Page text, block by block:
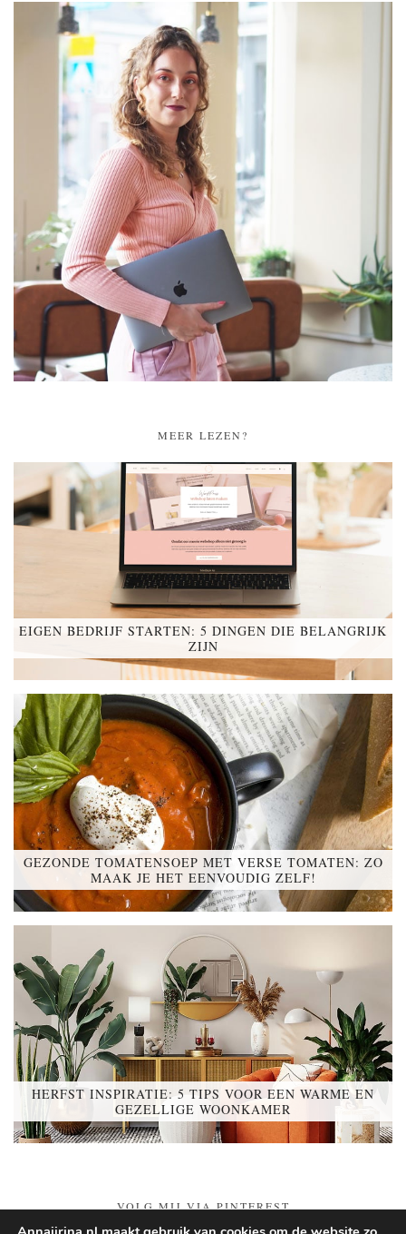
MEER LEZEN?
EIGEN BEDRIJF STARTEN: 5 DINGEN DIE BELANGRIJK
ZIJN
GEZONDE TOMATENSOEP MET VERSE TOMATEN: ZO
MAAK JE HET EENVOUDIG ZELF!
HERFST INSPIRATIE: 5 TIPS VOOR EEN WARME EN
GEZELLIGE WOONKAMER
VOLG MIJ VIA PINTEREST